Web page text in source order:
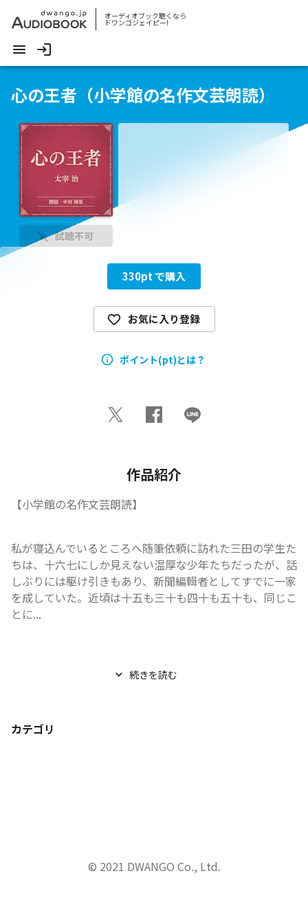
オーディオブック聴くなら
ドワンゴジェイピー!
心の王者（小学館の名作文芸朗読）
試聴不可
330pt で購入
お気に入り登録
ポイント(pt)とは？
作品紹介
【小学館の名作文芸朗読】
私が寝込んでいるところへ随筆依頼に訪れた三田の学生た
ちは、十六七にしか見えない温厚な少年たちだったが、話
しぶりには駆け引きもあり、新聞編輯者としてすでに一家
を成していた。近頃は十五も三十も四十も五十も、同じこ
とに...
続きを読む
カテゴリ
© 2021 DWANGO Co., Ltd.